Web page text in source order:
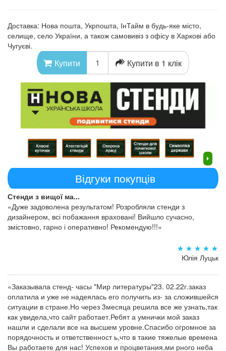
Доставка: Нова пошта, Укрпошта, ІнТайм в будь-яке місто,
селище, село України, а також самовивіз з офісу в Харкові або
Чугуєві.
Купити Купити в 1 клік
Відгуки покупців
Стенди з вищої ма...
«Дуже задоволена результатом! Розробляли стенди з
дизайнером, всі побажання враховані! Вийшло сучасно,
змістовно, гарно і оперативно! Рекомендую!!!»
Юлія Луцьк
«Заказывала стенд- часы "Мир литературы"23. 02.22г.заказ
оплатила и уже не надеялась его получить из- за сложившейся
ситуации в стране.Но через 3месяца решила все же узнать,так
как увидела,что сайт работает.Ребят а умнички мой заказ
нашли и сделали все на высшем уровне.Спасибо огромное за
порядочность и ответственност ь,что в такие тяжелые времена
Вы работаете для нас! Успехов и процветания,ми рного неба